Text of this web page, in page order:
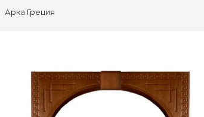
Арка Греция